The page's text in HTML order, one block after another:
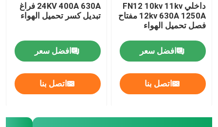
SF6 قواطع دوائر
محول التيار CT
محول الجهد PT
داخلي FN12 10kv 11kv
12kv 630A 1250A مفتاح
فصل تحميل الهواء
افضل سعر
اتصل بنا
24KV 400A 630A فراغ
تبديل كسر تحميل الهواء
افضل سعر
اتصل بنا